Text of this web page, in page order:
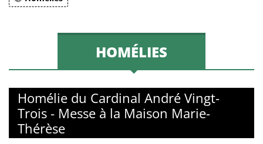
HOMÉLIES
Homélie du Cardinal André Vingt-
Trois - Messe à la Maison Marie-
Thérèse